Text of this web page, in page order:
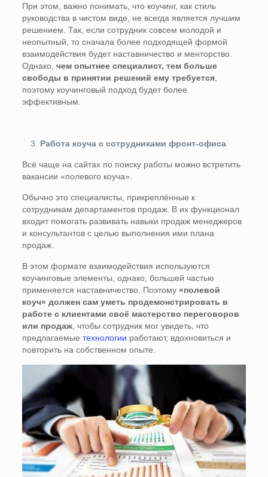
При этом, важно понимать, что коучинг, как стиль
руководства в чистом виде, не всегда является лучшим
решением. Так, если сотрудник совсем молодой и
неопытный, то сначала более подходящей формой
взаимодействия будет наставничество и менторство.
Однако, чем опытнее специалист, тем больше
свободы в принятии решений ему требуется,
поэтому коучинговый подход будет более
эффективным.
Работа коуча с сотрудниками фронт-офиса
Всё чаще на сайтах по поиску работы можно встретить
вакансии «полевого коуча».
Обычно это специалисты, прикреплённые к
сотрудникам департаментов продаж. В их функционал
входит помогать развивать навыки продаж менеджеров
и консультантов с целью выполнения ими плана
продаж.
В этом формате взаимодействия используются
коучинговые элементы, однако, большей частью
применяется наставничество. Поэтому «полевой
коуч» должен сам уметь продемонстрировать в
работе с клиентами своё мастерство переговоров
или продаж, чтобы сотрудник мог увидеть, что
предлагаемые технологии работают, вдохновиться и
повторить на собственном опыте.